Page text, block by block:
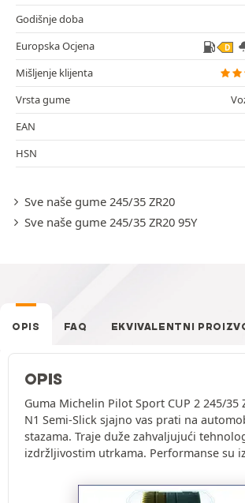
Godišnje doba
Europska Ocjena
D
Mišljenje klijenta
Vrsta gume
EAN
HSN
Sve naše gume 245/35 ZR20
Sve naše gume 245/35 ZR20 95Y
OPIS FAQ EKVIVALENTNI
OPIS
Guma Michelin Pilot Sport CUP 2 245/35
N1 Semi-Slick sjajno vas prati na
stazama. Traje duže zahvaljujući
izdržljivostim utrkama. Performanse su